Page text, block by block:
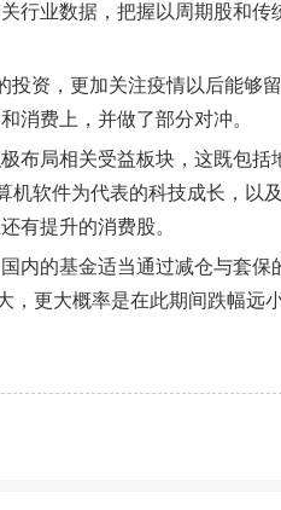
行业数据，把握以周期股和传
资，更加关注疫情以后能够
消费上，并做了部分对冲。
布局相关受益板块，这既包括
机软件为代表的科技成长，以
有提升的消费股。
内的基金适当通过减仓与套保
，更大概率是在此期间跌幅远